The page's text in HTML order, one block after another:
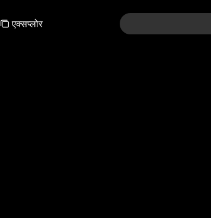
एक्सप्लोर